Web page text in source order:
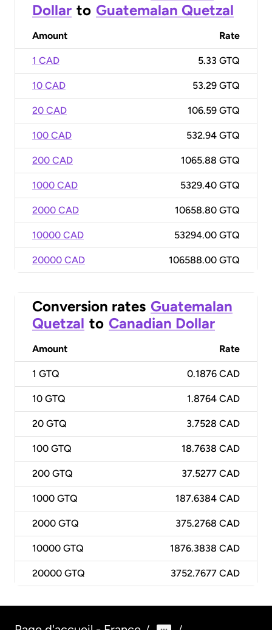
Dollar to Guatemalan Quetzal
Amount Rate
1 CAD 5.33 GTQ
10 CAD 53.29 GTQ
20 CAD 106.59 GTQ
100 CAD 532.94 GTQ
200 CAD 1065.88 GTQ
1000 CAD 5329.40 GTQ
2000 CAD 10658.80 GTQ
10000 CAD 53294.00 GTQ
20000 CAD 106588.00 GTQ
Conversion rates Guatemalan
Quetzal to Canadian Dollar
Amount Rate
1 GTQ 0.1876 CAD
10 GTQ 1.8764 CAD
20 GTQ 3.7528 CAD
100 GTQ 18.7638 CAD
200 GTQ 37.5277 CAD
1000 GTQ 187.6384 CAD
2000 GTQ 375.2768 CAD
10000 GTQ 1876.3838 CAD
20000 GTQ 3752.7677 CAD